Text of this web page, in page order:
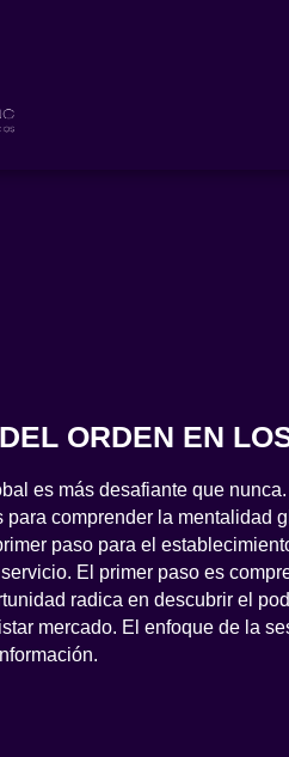
ORDEN EN
es más desafiante que
comprender la mentalidad
paso para el
El primer paso es
radica en descubrir el
mercado. El enfoque de la